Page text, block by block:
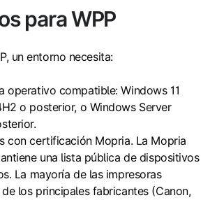
para WPP
un entorno necesita:
operativo compatible: Windows 11
o posterior, o Windows Server
con certificación Mopria. La Mopria
una lista pública de dispositivos
La mayoría de las impresoras
los principales fabricantes (Canon,